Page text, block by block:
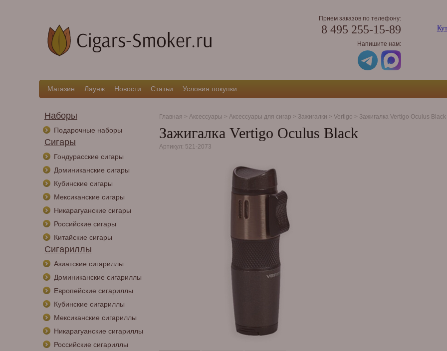
Прием заказов по телефону:
8 495 255-15-89
Напишите нам:
Магазин Лаунж Новости Статьи Условия покупки
Наборы
Подарочные наборы
Сигары
Гондурасские сигары
Доминиканские сигары
Кубинские сигары
Мексиканские сигары
Никарагуанские сигары
Российские сигары
Китайские сигары
Сигариллы
Азиатские сигариллы
Доминиканские сигариллы
Европейские сигариллы
Кубинские сигариллы
Мексиканские сигариллы
Никарагуанские сигариллы
Российские сигариллы
Главная > Аксессуары > Аксессуары для сигар > Зажигалки > Vertigo > Зажигалка Vertigo Oculus Black
Зажигалка Vertigo Oculus Black
Артикул: 521-2073